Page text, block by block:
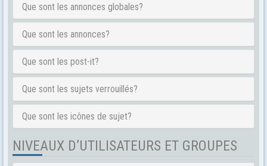
Que sont les annonces globales?
Que sont les annonces?
Que sont les post-it?
Que sont les sujets verrouillés?
Que sont les icônes de sujet?
NIVEAUX D’UTILISATEURS ET GROUPES